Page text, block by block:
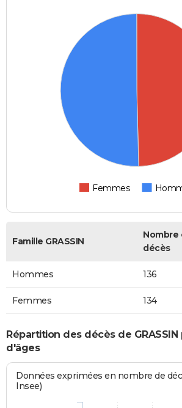
Femmes
Famille GRASSIN
Nombre
décès
Hommes 136
Femmes 134
Répartition des décès de
d'âges
Données exprimées en nombre de
Insee)